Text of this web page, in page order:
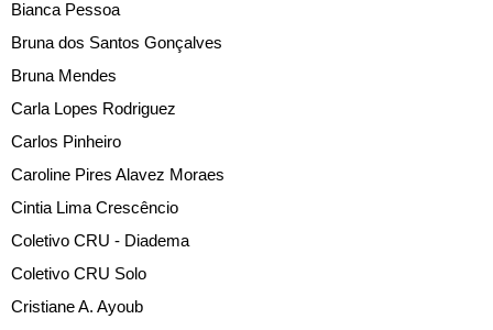
Bianca Pessoa
Bruna dos Santos Gonçalves
Bruna Mendes
Carla Lopes Rodriguez
Carlos Pinheiro
Caroline Pires Alavez Moraes
Cintia Lima Crescêncio
Coletivo CRU - Diadema
Coletivo CRU Solo
Cristiane A. Ayoub